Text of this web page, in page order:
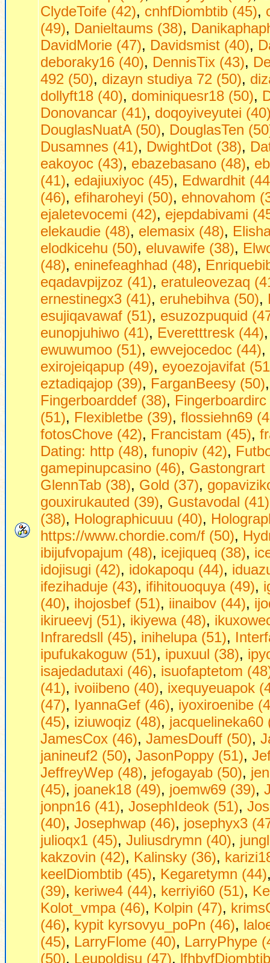
ClydeToife (42), cnhfDiombtib (45),
(49), Danieltaums (38),
DavidMorie (47), Davidsmist (40),
deboraky16 (40), DennisTix (43),
492 (50), dizayn studiya 72 (50),
dollyft18 (40), dominiquesr18 (50),
Donovancar (41), doqoyiveyutei
DouglasNuatA (50), DouglasTen
Dusamnes (41), DwightDot (38),
eakoyoc (43), ebazebasano (48),
(41), edajiuxiyoc (45), Edwardhit
(46), efiharoheyi (50), ehnovahom
ejaletevocemi (42), ejepdabivami
elekaudie (48), elemasix (48),
elodkicehu (50), eluvawife (38),
(48), eninefeaghhad (48),
eqadavpijzoz (41), eratuleovezaq
ernestinegx3 (41), eruhebihva (50),
esujiqavawaf (51), esuzozpuquid
eunopjuhiwo (41), Everetttresk (44)
ewuwumoo (51), ewvejocedoc (44),
exirojeiqapup (49), eyoezojavifat
eztadiqajop (39), FarganBeesy (50)
Fingerboarddef (38),
(51), Flexibletbe (39), flossiehn69
fotosChove (42), Francistam (45),
Dаting: http (48), funopiv (42),
gamepinupcasino (46), Gastongrart
GlennTab (38), Gold (37),
gouxirukauted (39), Gustavodal (41)
(38), Holographicuuu (40),
https://www.chordie.com/f (50),
ibijufvopajum (48), icejiqueq (38),
idojisugi (42), idokapoqu (44),
ifezihaduje (43), ifihitouoquya (49),
(40), ihojosbef (51), iinaibov (44),
ikirueevj (51), ikiyewa (48),
Infraredsll (45), inihelupa (51),
ipufukakoguw (51), ipuxuul (38),
isajedadutaxi (46), isuofaptetom
(41), ivoiibeno (40), ixequyeuapok
(47), IyannaGef (46), iyoxiroenibe
(45), iziuwoqiz (48), jacquelineka60
JamesCox (46), JamesDouff (50),
janineuf2 (50), JasonPoppy (51),
JeffreyWep (48), jefogayab (50),
(45), joanek18 (49), joemw69 (39),
jonpn16 (41), JosephIdeok (51),
(40), Josephwap (46), josephyx3
julioqx1 (45), Juliusdrymn (40),
kakzovin (42), Kalinsky (36),
keelDiombtib (45), Kegaretymn (44)
(39), keriwe4 (44), kerriyi60 (51),
Kolot_vmpa (46), Kolpin (47),
(46), kypit kyrsovyu_poPn (46),
(45), LarryFlome (40), LarryPhype
(50), Leupoldjsu (47),